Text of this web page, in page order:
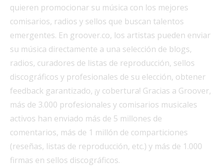
quieren promocionar su música con los mejores
comisarios, radios y sellos que buscan talentos
emergentes. En groover.co, los artistas pueden enviar
su música directamente a una selección de blogs,
radios, curadores de listas de reproducción, sellos
discográficos y profesionales de su elección, obtener
feedback garantizado, ¡y cobertura! Gracias a Groover,
más de 3.000 profesionales y comisarios musicales
activos han enviado más de 5 millones de
comentarios, más de 1 millón de comparticiones
(reseñas, listas de reproducción, etc.) y más de 1.000
firmas en sellos discográficos.